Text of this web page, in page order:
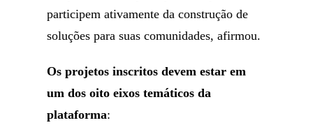
participem ativamente da construção de
soluções para suas comunidades, afirmou.
Os projetos inscritos devem estar em
um dos oito eixos temáticos da
plataforma: